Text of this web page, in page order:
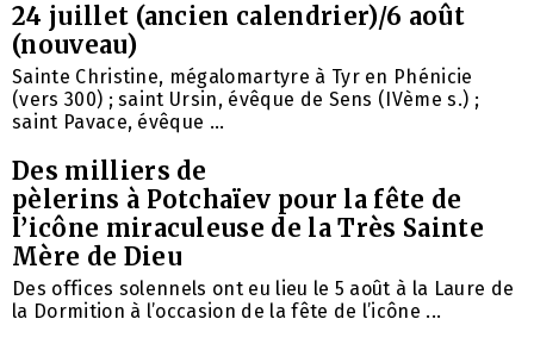
24 juillet (ancien calendrier)/6 août
(nouveau)
Sainte Christine, mégalomartyre à Tyr en Phénicie
(vers 300) ; saint Ursin, évêque de Sens (IVème s.) ;
saint Pavace, évêque ...
Des milliers de
pèlerins à Potchaïev pour la fête de
l’icône miraculeuse de la Très Sainte
Mère de Dieu
Des offices solennels ont eu lieu le 5 août à la Laure de
la Dormition à l’occasion de la fête de l’icône ...